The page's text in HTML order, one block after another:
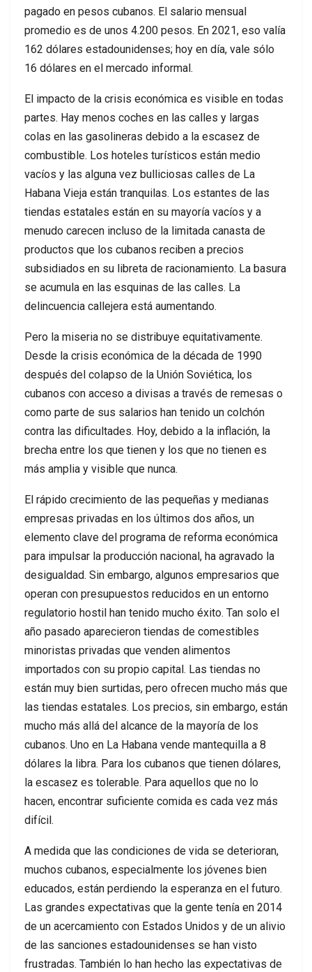
pagado en pesos cubanos. El salario mensual
promedio es de unos 4.200 pesos. En 2021, eso valía
162 dólares estadounidenses; hoy en día, vale sólo
16 dólares en el mercado informal.
El impacto de la crisis económica es visible en todas
partes. Hay menos coches en las calles y largas
colas en las gasolineras debido a la escasez de
combustible. Los hoteles turísticos están medio
vacíos y las alguna vez bulliciosas calles de La
Habana Vieja están tranquilas. Los estantes de las
tiendas estatales están en su mayoría vacíos y a
menudo carecen incluso de la limitada canasta de
productos que los cubanos reciben a precios
subsidiados en su libreta de racionamiento. La basura
se acumula en las esquinas de las calles. La
delincuencia callejera está aumentando.
Pero la miseria no se distribuye equitativamente.
Desde la crisis económica de la década de 1990
después del colapso de la Unión Soviética, los
cubanos con acceso a divisas a través de remesas o
como parte de sus salarios han tenido un colchón
contra las dificultades. Hoy, debido a la inflación, la
brecha entre los que tienen y los que no tienen es
más amplia y visible que nunca.
El rápido crecimiento de las pequeñas y medianas
empresas privadas en los últimos dos años, un
elemento clave del programa de reforma económica
para impulsar la producción nacional, ha agravado la
desigualdad. Sin embargo, algunos empresarios que
operan con presupuestos reducidos en un entorno
regulatorio hostil han tenido mucho éxito. Tan solo el
año pasado aparecieron tiendas de comestibles
minoristas privadas que venden alimentos
importados con su propio capital. Las tiendas no
están muy bien surtidas, pero ofrecen mucho más que
las tiendas estatales. Los precios, sin embargo, están
mucho más allá del alcance de la mayoría de los
cubanos. Uno en La Habana vende mantequilla a 8
dólares la libra. Para los cubanos que tienen dólares,
la escasez es tolerable. Para aquellos que no lo
hacen, encontrar suficiente comida es cada vez más
difícil.
A medida que las condiciones de vida se deterioran,
muchos cubanos, especialmente los jóvenes bien
educados, están perdiendo la esperanza en el futuro.
Las grandes expectativas que la gente tenía en 2014
de un acercamiento con Estados Unidos y de un alivio
de las sanciones estadounidenses se han visto
frustradas. También lo han hecho las expectativas de